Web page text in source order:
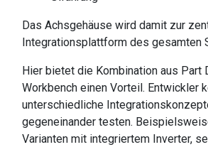
Das Achsgehäuse wird damit zur
Integrationsplattform des gesamten
Hier bietet die Kombination aus Part
Workbench einen Vorteil. Entwickler
unterschiedliche
gegeneinander testen.
Varianten mit integriertem Inverter,